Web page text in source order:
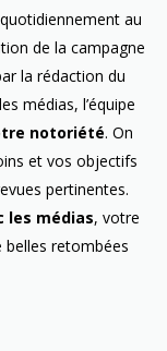
au
de la campagne
la rédaction du
médias, l’équipe
notoriété. On
et vos objectifs
pertinentes.
les médias, votre
retombées